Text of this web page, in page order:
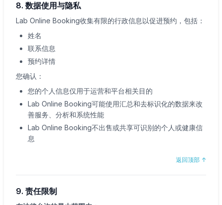
8. 数据使用与隐私
Lab Online Booking收集有限的行政信息以促进预约，包括：
姓名
联系信息
预约详情
您确认：
您的个人信息仅用于运营和平台相关目的
Lab Online Booking可能使用汇总和去标识化的数据来改
善服务、分析和系统性能
Lab Online Booking不出售或共享可识别的个人或健康信
息
返回顶部 ↑
9. 责任限制